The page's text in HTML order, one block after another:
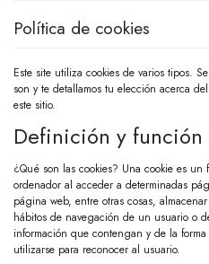
Política de cookies
Este site utiliza cookies de varios tipos.
son y te detallamos tu elección acerca
este sitio.
Definición y función
¿Qué son las cookies? Una cookie es
ordenador al acceder a determinadas
página web, entre otras cosas,
hábitos de navegación de un usuario o
información que contengan y de la
utilizarse para reconocer al usuario.